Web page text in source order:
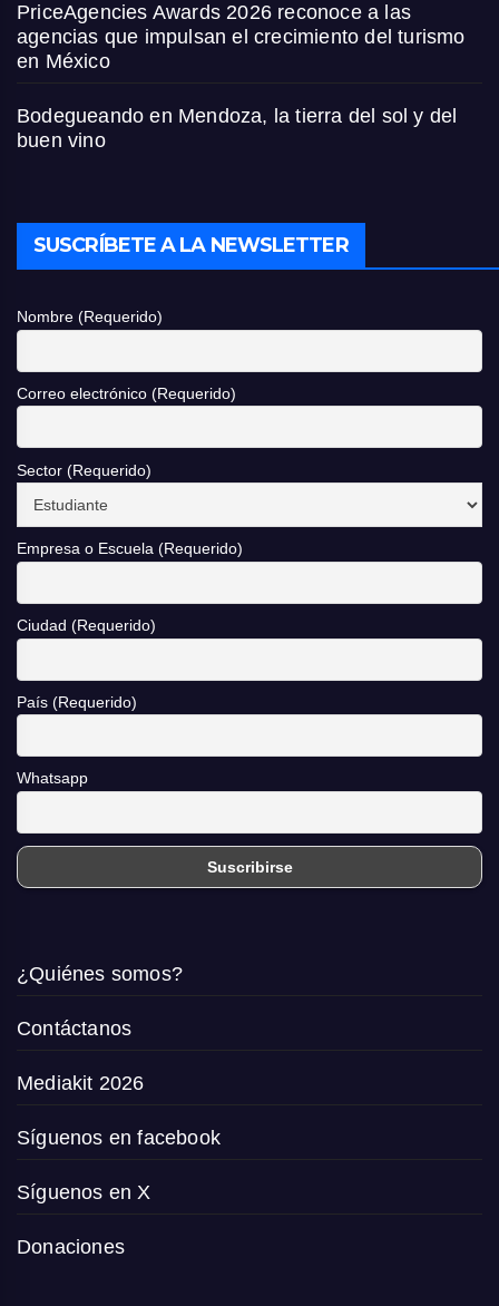
PriceAgencies Awards 2026 reconoce a las
agencias que impulsan el crecimiento del turismo
en México
Bodegueando en Mendoza, la tierra del sol y del
buen vino
SUSCRÍBETE A LA NEWSLETTER
Nombre (Requerido)
Correo electrónico (Requerido)
Sector (Requerido)
Empresa o Escuela (Requerido)
Ciudad (Requerido)
País (Requerido)
Whatsapp
¿Quiénes somos?
Contáctanos
Mediakit 2026
Síguenos en facebook
Síguenos en X
Donaciones